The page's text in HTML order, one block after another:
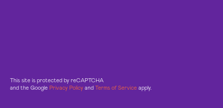
This site is protected by reCAPTCHA
and the Google Privacy Policy and Terms of Service apply.